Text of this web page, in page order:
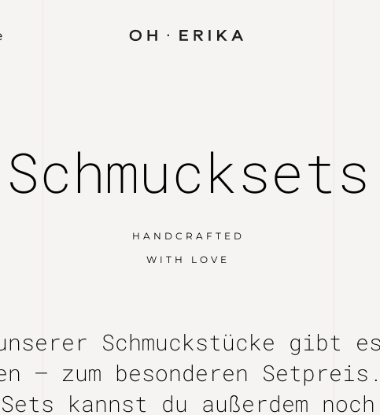
Schmucksets
HANDCRAFTED
WITH LOVE
Schmuckstücke gibt
– zum besonderen Setpreis.
Sets kannst du außerdem noch